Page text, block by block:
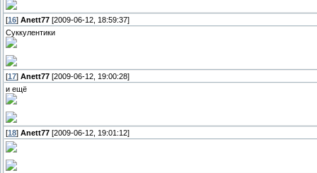
[16] Anett77 [2009-06-12, 18:59:37]
Суккулентики
[17] Anett77 [2009-06-12, 19:00:28]
и ещё
[18] Anett77 [2009-06-12, 19:01:12]